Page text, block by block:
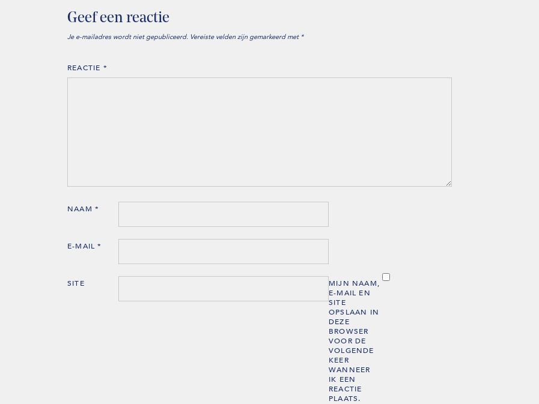
Geef een reactie
Je e-mailadres wordt niet gepubliceerd. Vereiste velden zijn gemarkeerd met *
REACTIE *
NAAM *
E-MAIL*
SITE
MIJN NAAM,
E-MAIL EN
SITE
OPSLAAN IN
DEZE
BROWSER
VOOR DE
VOLGENDE
KEER
WANNEER
IK EEN
REACTIE
PLAATS.